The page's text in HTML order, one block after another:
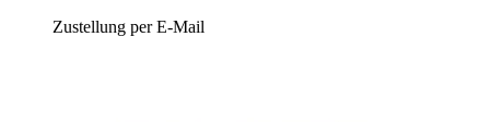
Zustellung per E-Mail